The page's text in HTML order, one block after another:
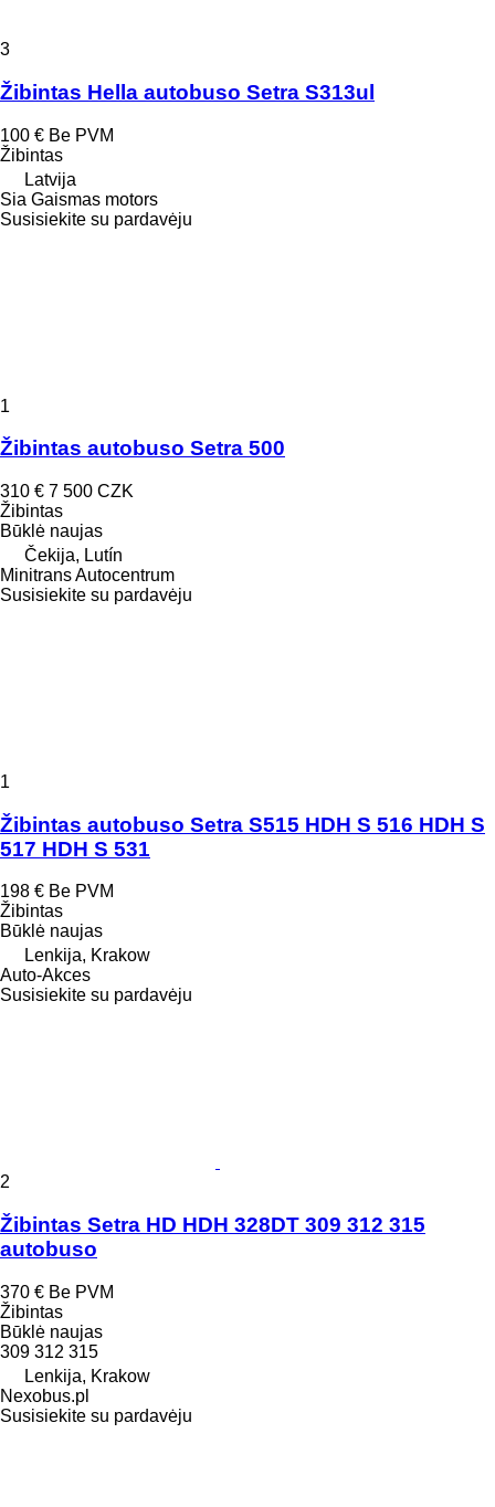
3
Žibintas Hella autobuso Setra S313ul
100 € Be PVM
Žibintas
Latvija
Sia Gaismas motors
Susisiekite su pardavėju
1
Žibintas autobuso Setra 500
310 € 7 500 CZK
Žibintas
Būklė naujas
Čekija, Lutín
Minitrans Autocentrum
Susisiekite su pardavėju
1
Žibintas autobuso Setra S515 HDH S 516 HDH S
517 HDH S 531
198 € Be PVM
Žibintas
Būklė naujas
Lenkija, Krakow
Auto-Akces
Susisiekite su pardavėju
2
Žibintas Setra HD HDH 328DT 309 312 315
autobuso
370 € Be PVM
Žibintas
Būklė naujas
309 312 315
Lenkija, Krakow
Nexobus.pl
Susisiekite su pardavėju